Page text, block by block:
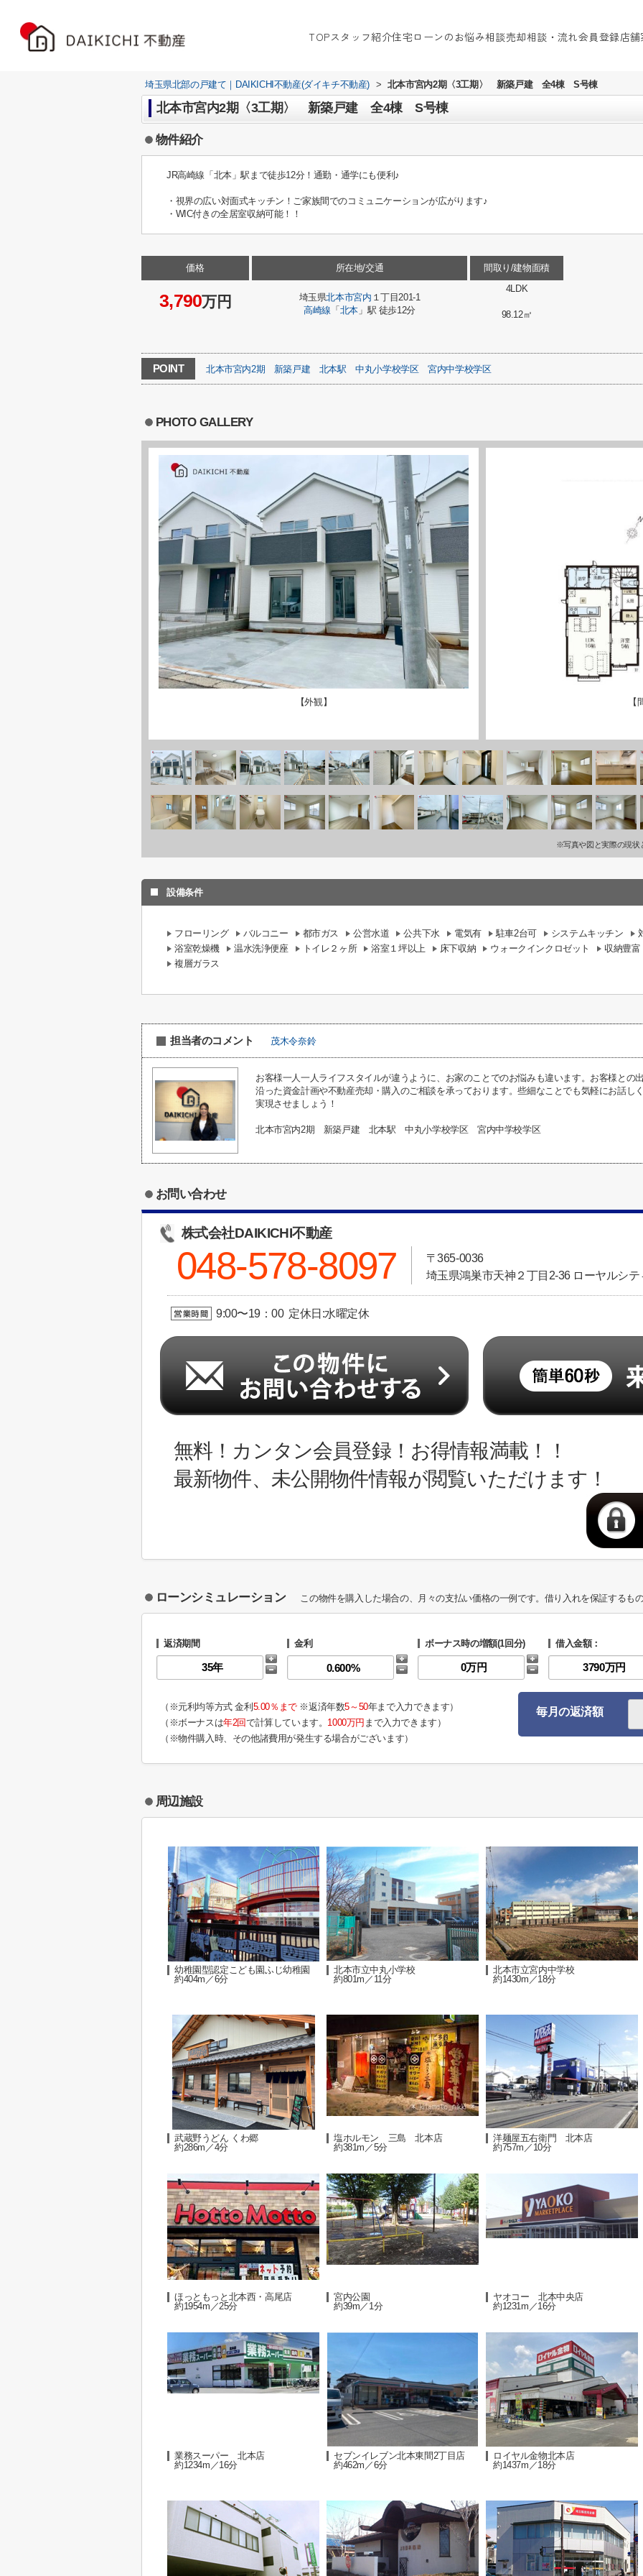
TOPスタッフ紹介住宅ローンのお悩み相談売却相談・流れ会員登録店
埼玉県北部の戸建て｜DAIKICHI不動産(ダイキチ不動産) > 北本市宮内2期〈3工期〉 新築戸建 全4棟 S号棟
北本市宮内2期〈3工期〉 新築戸建 全4棟 S号棟
物件紹介
JR高崎線「北本」駅まで徒歩12分！通勤・通学にも便利♪
・視界の広い対面式キッチン！ご家族間でのコミュニケーションが広がります♪
・WIC付きの全居室収納可能！！
価格
3,790万円
所在地/交通
埼玉県北本市宮内 １丁目201-1
高崎線 「 北本」駅 徒歩12分
間取り/建物面積
4LDK
98.12㎡
POINT 北本市宮内2期 新築戸建 北本駅 中丸小学校学区 宮内中学校学区
PHOTO GALLERY
【外観】
※写真や図と実際の現状
設備条件
フローリング バルコニー 都市ガス 公営水道 公共下水 電気有 駐車2台可 システムキッチン
浴室乾燥機
温水洗浄便座 トイレ２ヶ所 浴室１坪以上 床下収納 ウォークインクロゼット
収納豊富
複層ガラス
担当者のコメント 茂木令奈鈴
お客様一人一人ライフスタイルが違うように、お家のことでのお悩みも違います。お客様との
沿った資金計画や不動産売却・購入のご相談を承っております。些細なことでも気軽にお話し
実現させましょう！
北本市宮内2期 新築戸建 北本駅 中丸小学校学区 宮内中学校学区
お問い合わせ
株式会社DAIKICHI不動産
048-578-8097
〒365-0036
埼玉県鴻巣市天神２丁目2-36 ローヤルシ
9:00〜19：00 定休日:水曜定休
無料！カンタン会員登録！お得情報満載！！
最新物件、未公開物件情報が閲覧いただけます！
ローンシミュレーション この物件を購入した場合の、月々の支払い価格の一例です。借り入れを保証するも
返済期間 金利 ボーナス時の増額(1回分) 借入金額：
（※元利均等方式 金利 5.00％まで※返済年数5～50年まで入力できます）
（※ボーナスは年2回で計算しています。 1000万円 まで入力できます）
（※物件購入時、その他諸費用が発生する場合がございます）
毎月の返済額
周辺施設
幼稚園型認定こども園ふじ幼稚園
約404m／6分
北本市立中丸小学校
約801m／11分
北本市立宮内中学校
約1430m／18分
武蔵野うどん くわ郷
約286m／4分
塩ホルモン 三島 北本店
約381m／5分
洋麺屋五右衛門 北本店
約757m／10分
ほっともっと北本西・高尾店
約1954m／25分
宮内公園
約39m／1分
ヤオコー 北本中央店
約1231m／16分
業務スーパー 北本店
約1234m／16分
セブンイレブン北本東間2丁目店
約462m／6分
ロイヤル金物北本店
約1437m／18分